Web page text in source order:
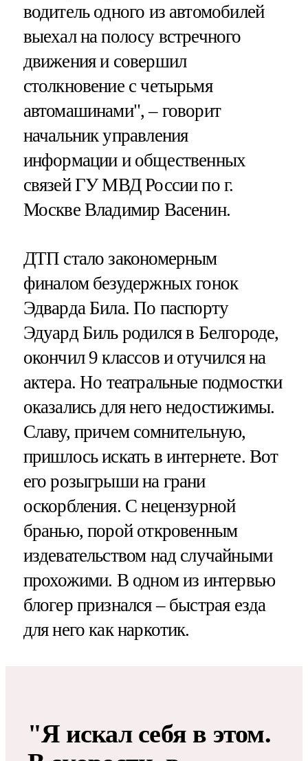
водитель одного из автомобилей
выехал на полосу встречного
движения и совершил
столкновение с четырьмя
автомашинами", – говорит
начальник управления
информации и общественных
связей ГУ МВД России по г.
Москве Владимир Васенин.
ДТП стало закономерным
финалом безудержных гонок
Эдварда Била. По паспорту
Эдуард Биль родился в Белгороде,
окончил 9 классов и отучился на
актера. Но театральные подмостки
оказались для него недостижимы.
Славу, причем сомнительную,
пришлось искать в интернете. Вот
его розыгрыши на грани
оскорбления. С нецензурной
бранью, порой откровенным
издевательством над случайными
прохожими. В одном из интервью
блогер признался – быстрая езда
для него как наркотик.
"Я искал себя в этом.